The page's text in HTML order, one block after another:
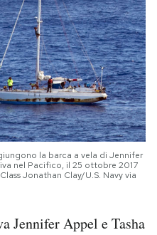
la barca a vela di Jennifer
nel Pacifico, il 25 ottobre 2017
Jonathan Clay/U.S. Navy via
Jennifer Appel e Tasha